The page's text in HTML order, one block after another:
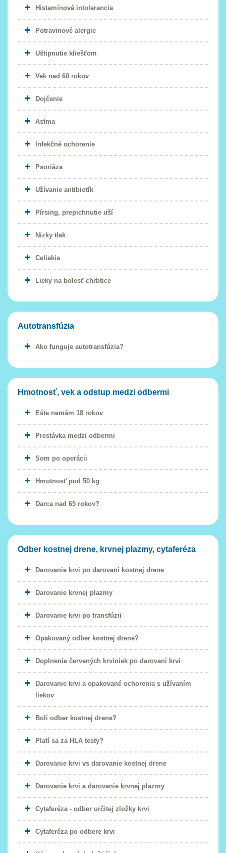
Histamínová intolerancia
Potravinové alergie
Uštipnutie kliešťom
Vek nad 60 rokov
Dojčenie
Astma
Infekčné ochorenie
Psoriáza
Užívanie antibiotík
Pírsing, prepichnutie uší
Nízky tlak
Celiakia
Lieky na bolesť chrbtice
Autotransfúzia
Ako funguje autotransfúzia?
Hmotnosť, vek a odstup medzi odbermi
Ešte nemám 18 rokov
Prestávka medzi odbermi
Som po operácii
Hmotnosť pod 50 kg
Darca nad 65 rokov?
Odber kostnej drene, krvnej plazmy, cytaferéza
Darovanie krvi po darovaní kostnej drene
Darovanie krvnej plazmy
Darovanie krvi po transfúzii
Opakovaný odber kostnej drene?
Doplnenie červených krviniek po darovaní krvi
Darovanie krvi a opakované ochorenia s užívaním
liekov
Bolí odber kostnej drene?
Platí sa za HLA testy?
Darovanie krvi vs darovanie kostnej drene
Darovanie krvi a darovanie krvnej plazmy
Cytaferéza - odber určitej zložky krvi
Cytaferéza po odbere krvi